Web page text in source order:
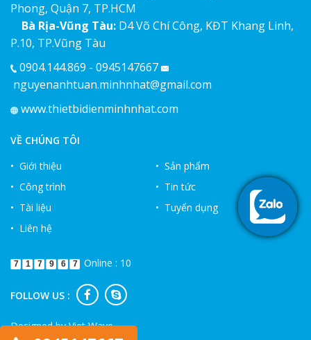
Phong, Quận 7, TP.HCM
Bà Rịa-Vũng Tàu: D4 Võ Chí Công, KĐT Khang Linh,
P.10, TP.Vũng Tàu
0904.144.869 - 0945147667
nguyenanhtuan.minhnhat@gmail.com
www.thietbidienminhnhat.com
VỀ CHÚNG TÔI
• Giới thiệu
• Sản phẩm
• Công trình
• Tin tức
• Tài liệu
• Tuyển dụng
• Liên hệ
7 1 7 9 6 7 Online : 10
FOLLOW US :
Designed byViet Wave